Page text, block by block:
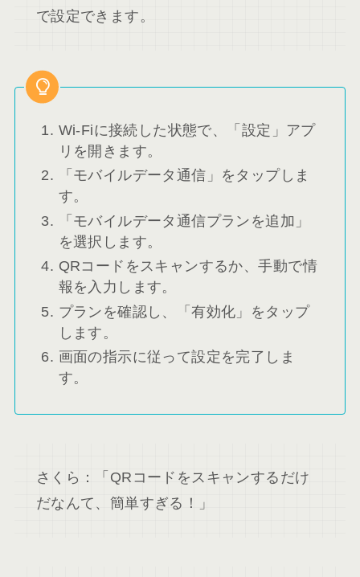
で設定できます。
Wi-Fiに接続した状態で、「設定」アプ
リを開きます。
「モバイルデータ通信」をタップしま
す。
「モバイルデータ通信プランを追加」
を選択します。
QRコードをスキャンするか、手動で情
報を入力します。
プランを確認し、「有効化」をタップ
します。
画面の指示に従って設定を完了しま
す。
さくら：「QRコードをスキャンするだけ
だなんて、簡単すぎる！」